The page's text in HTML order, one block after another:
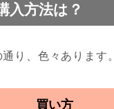
入方法は？
り、色々あります。
買い方